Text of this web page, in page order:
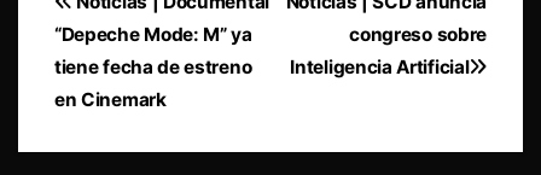
de
entradas
congreso sobre
Inteligencia Artificial
“Depeche Mode: M” ya
tiene fecha de estreno
en Cinemark